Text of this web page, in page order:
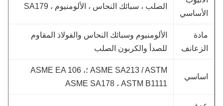
الصلب ، سبائك النحاس ، الألومنيوم ، SA179
الألومنيوم وسبائك النحاس والفولاذ المقاوم
للصدأ والكربون الصلب
ASME SA213 / ASTM ؛ASME EA 106 ،
ASME SA178 ، ASTM B1111